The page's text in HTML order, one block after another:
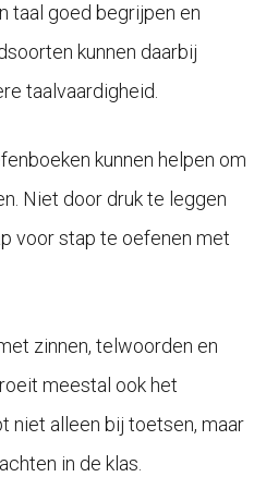
taal goed begrijpen en
kunnen daarbij
taalvaardigheid.
kunnen helpen om
Niet door druk te leggen
voor stap te oefenen met
zinnen, telwoorden en
meestal ook het
niet alleen bij toetsen, maar
in de klas.